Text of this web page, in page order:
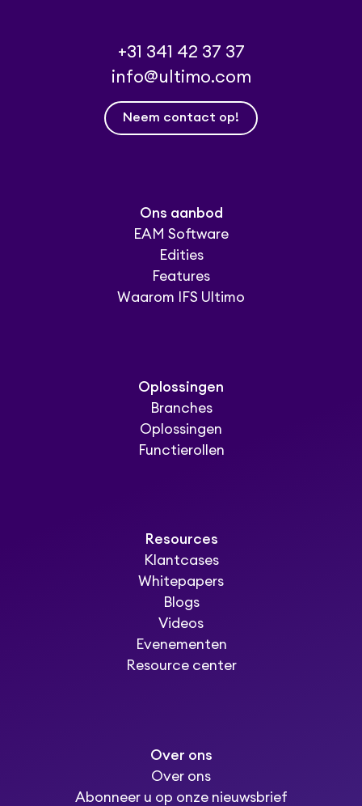
+31 341 42 37 37
info@ultimo.com
Neem contact op!
Ons aanbod
EAM Software
Edities
Features
Waarom IFS Ultimo
Oplossingen
Branches
Oplossingen
Functierollen
Resources
Klantcases
Whitepapers
Blogs
Videos
Evenementen
Resource center
Over ons
Over ons
Abonneer u op onze nieuwsbrief